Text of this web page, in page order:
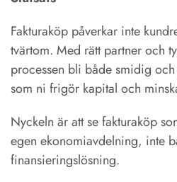
Fakturaköp påverkar inte
tvärtom. Med rätt partner och
processen bli både smidig
som ni frigör kapital och
Nyckeln är att se fakturaköp
egen ekonomiavdelning, inte
finansieringslösning.